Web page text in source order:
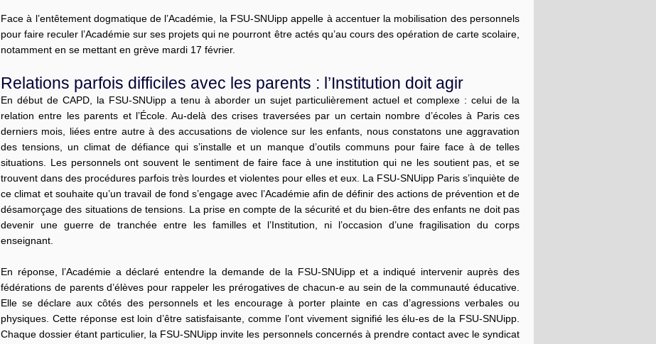
Face à l’entêtement dogmatique de l’Académie, la FSU-SNUipp appelle à accentuer la mobilisation des personnels
pour faire reculer l’Académie sur ses projets qui ne pourront être actés qu’au cours des opération de carte scolaire,
notamment en se mettant en grève mardi 17 février.
Relations parfois difficiles avec les parents : l’Institution doit agir
En début de CAPD, la FSU-SNUipp a tenu à aborder un sujet particulièrement actuel et complexe : celui de la
relation entre les parents et l’École. Au-delà des crises traversées par un certain nombre d’écoles à Paris ces
derniers mois, liées entre autre à des accusations de violence sur les enfants, nous constatons une aggravation
des tensions, un climat de défiance qui s’installe et un manque d’outils communs pour faire face à de telles
situations. Les personnels ont souvent le sentiment de faire face à une institution qui ne les soutient pas, et se
trouvent dans des procédures parfois très lourdes et violentes pour elles et eux. La FSU-SNUipp Paris s’inquiète de
ce climat et souhaite qu’un travail de fond s’engage avec l’Académie afin de définir des actions de prévention et de
désamorçage des situations de tensions. La prise en compte de la sécurité et du bien-être des enfants ne doit pas
devenir une guerre de tranchée entre les familles et l’Institution, ni l’occasion d’une fragilisation du corps
enseignant.
En réponse, l’Académie a déclaré entendre la demande de la FSU-SNUipp et a indiqué intervenir auprès des
fédérations de parents d’élèves pour rappeler les prérogatives de chacun-e au sein de la communauté éducative.
Elle se déclare aux côtés des personnels et les encourage à porter plainte en cas d’agressions verbales ou
physiques. Cette réponse est loin d’être satisfaisante, comme l’ont vivement signifié les élu-es de la FSU-SNUipp.
Chaque dossier étant particulier, la FSU-SNUipp invite les personnels concernés à prendre contact avec le syndicat